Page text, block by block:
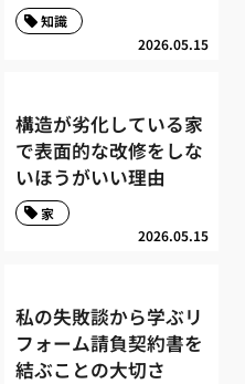
2026.05.15
知識
構造が劣化している家
で表面的な改修をしな
いほうがいい理由
2026.05.15
家
私の失敗談から学ぶリ
フォーム請負契約書を
結ぶことの大切さ